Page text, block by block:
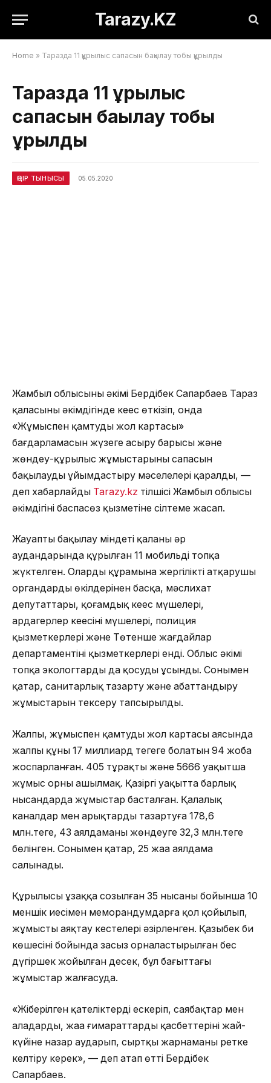
Tarazy.KZ
Home » Таразда 11 құрылыс сапасын бақылау тобы құрылды
Таразда 11 құрылыс
сапасын бақылау тобы
құрылды
ӨҢІР ТЫНЫСЫ 05.05.2020
Жамбыл облысының әкімі Бердібек Сапарбаев Тараз
қаласының әкімдігінде кеңес өткізіп, онда
«Жұмыспен қамтудың жол картасы»
бағдарламасын жүзеге асыру барысы және
жөндеу-құрылыс жұмыстарының сапасын
бақылауды ұйымдастыру мәселелері қаралды, —
деп хабарлайды Tarazy.kz тілшісі Жамбыл облысы
әкімдігінің баспасөз қызметіне сілтеме жасап.
Жауапты бақылау міндеті қаланың әр
аудандарында құрылған 11 мобильді топқа
жүктелген. Олардың құрамына жергілікті атқарушы
органдардың өкілдерінен басқа, мәслихат
депутаттары, қоғамдық кеңес мүшелері,
ардагерлер кеңесінің мүшелері, полиция
қызметкерлері және Төтенше жағдайлар
департаментінің қызметкерлері енді. Облыс әкімі
топқа экологтарды да қосуды ұсынды. Сонымен
қатар, санитарлық тазарту және абаттандыру
жұмыстарын тексеру тапсырылды.
Жалпы, жұмыспен қамтудың жол картасы аясында
жалпы құны 17 миллиард теңгеге болатын 94 жоба
жоспарланған. 405 тұрақты және 5666 уақытша
жұмыс орны ашылмақ. Қазіргі уақытта барлық
нысандарда жұмыстар басталған. Қалалық
каналдар мен арықтарды тазартуға 178,6
млн.теңге, 43 аялдаманы жөндеуге 32,3 млн.теңге
бөлінген. Сонымен қатар, 25 жаңа аялдама
салынады.
Құрылысы ұзаққа созылған 35 нысаны бойынша 10
меншік иесімен меморандумдарға қол қойылып,
жұмысты аяқтау кестелері әзірленген. Қазыбек би
көшесінің бойында заңсыз орналастырылған бес
дүңгіршек жойылған десек, бұл бағыттағы
жұмыстар жалғасуда.
«Жіберілген қателіктерді ескеріп, саябақтар мен
алаңдардың, жаңа ғимараттардың қасбеттерінің жай-
күйіне назар аударып, сыртқы жарнаманы ретке
келтіру керек», — деп атап өтті Бердібек
Сапарбаев.